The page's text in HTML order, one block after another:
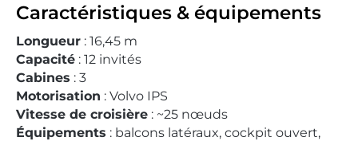
Caractéristiques & équipements
Longueur : 16,45 m
Capacité : 12 invités
Cabines : 3
Motorisation : Volvo IPS
Vitesse de croisière : ~25 nœuds
Équipements : balcons latéraux, cockpit ouvert,